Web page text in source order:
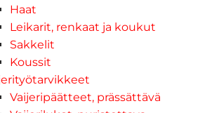
Haat
Leikarit, renkaat ja koukut
Sakkelit
Koussit
Vaijeripäätteet, prässättävä